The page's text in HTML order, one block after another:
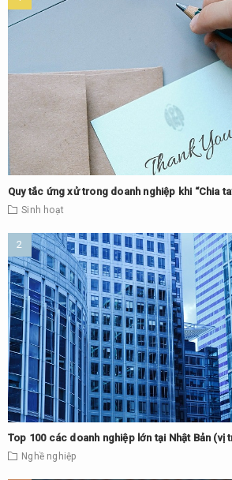
Quy tắc ứng xử trong doanh nghiệp khi “Chia
Sinh hoạt
Top 100 các doanh nghiệp lớn tại Nhật Bản (vị
Nghề nghiệp